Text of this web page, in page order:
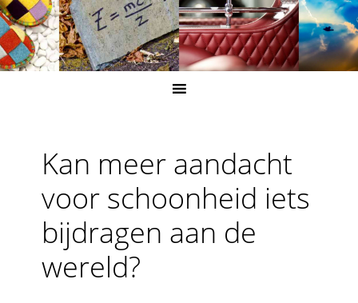
Kan meer aandacht
voor schoonheid iets
bijdragen aan de
wereld?